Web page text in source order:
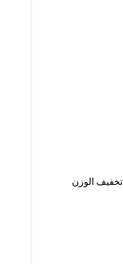
تخفيف الوزن